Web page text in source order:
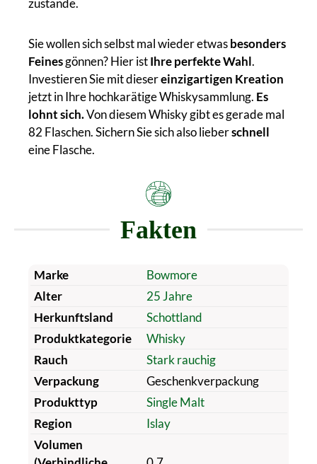
Sie wollen sich selbst mal wieder etwasbesonders
Feinesgönnen? Hier istIhre perfekte Wahl.
Investieren Sie mit diesereinzigartigen Kreation
jetzt in Ihre hochkarätige Whiskysammlung. Es
lohnt sich.Von diesem Whisky gibt es gerade mal
82 Flaschen. Sichern Sie sich also lieberschnell
eine Flasche.
Fakten
Marke
Bowmore
Alter
25 Jahre
Herkunftsland
Schottland
Produktkategorie
Whisky
Rauch
Stark rauchig
Verpackung
Geschenkverpackung
Produkttyp
Single Malt
Region
Islay
Volumen